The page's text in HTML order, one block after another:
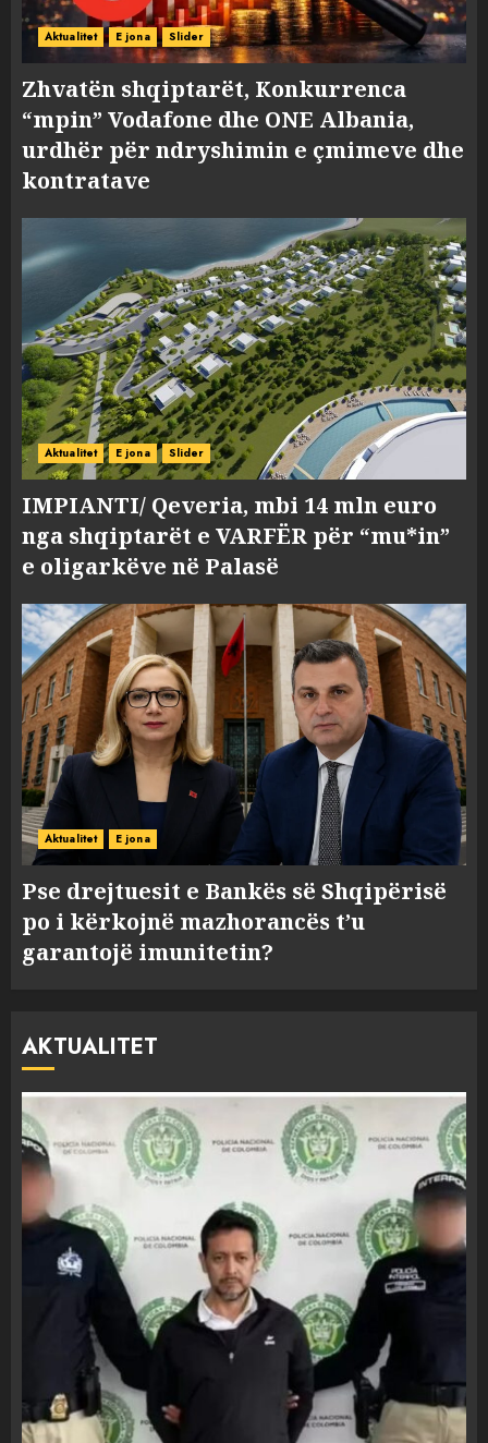
Aktualitet E jona Slider
Zhvatën shqiptarët, Konkurrenca
“mpin” Vodafone dhe ONE Albania,
urdhër për ndryshimin e çmimeve dhe
kontratave
Aktualitet E jona Slider
IMPIANTI/ Qeveria, mbi 14 mln euro
nga shqiptarët e VARFËR për “mu*in”
e oligarkëve në Palasë
Aktualitet E jona
Pse drejtuesit e Bankës së Shqipërisë
po i kërkojnë mazhorancës t’u
garantojë imunitetin?
AKTUALITET